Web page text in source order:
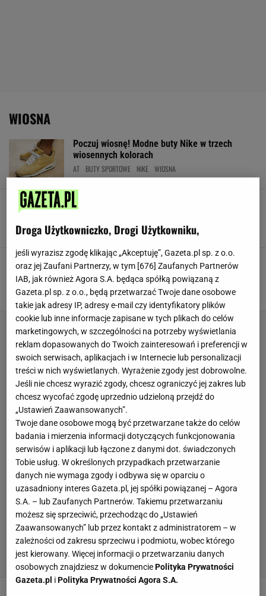
WIOSNA
Poczuj wiosnę! Modne buty Nike w trzech
wiosennych kolorach
AT BUTY SPORTOWE NIKE WIOSNA
Lekkie kurtki trekkingowe idealne na lato
UBRANIA OUTDOOROWE
Lekkie i zdrowe ciasto według przepisu Anny
Lewandowskiej. Sprawdź tartę z jaglanym
kremem w wersji fit
MATERIAŁ PROMOCYJNY PR
Droga Użytkowniczko, Drogi Użytkowniku,
jeśli wyrazisz zgodę klikając „Akceptuję”, Gazeta.pl sp. z o.o.
oraz jej Zaufani Partnerzy, w tym [676] Zaufanych Partnerów
IAB, jak również Agora S.A. będąca spółką powiązaną z
Gazeta.pl sp. z o.o., będą przetwarzać Twoje dane osobowe
takie jak adresy IP, adresy e-mail czy identyfikatory plików
cookie lub inne informacje zapisane w tych plikach do celów
marketingowych, w szczególności na potrzeby wyświetlania
reklam dopasowanych do Twoich zainteresowań i preferencji w
swoich serwisach, aplikacjach i w Internecie lub personalizacji
treści w nich wyświetlanych. Wyrażenie zgody jest dobrowolne.
Jeśli nie chcesz wyrazić zgody, chcesz ograniczyć jej zakres lub
chcesz wycofać zgodę uprzednio udzieloną przejdź do
„Ustawień Zaawansowanych”.
Twoje dane osobowe mogą być przetwarzane także do celów
badania i mierzenia informacji dotyczących funkcjonowania
serwisów i aplikacji lub łączone z danymi dot. świadczonych
Tobie usług. W określonych przypadkach przetwarzanie
danych nie wymaga zgody i odbywa się w oparciu o
uzasadniony interes Gazeta.pl, jej spółki powiązanej – Agora
S.A. – lub Zaufanych Partnerów. Takiemu przetwarzaniu
możesz się sprzeciwić, przechodząc do „Ustawień
Zaawansowanych” lub przez kontakt z administratorem – w
zależności od zakresu sprzeciwu i podmiotu, wobec którego
jest kierowany. Więcej informacji o przetwarzaniu danych
osobowych znajdziesz w dokumenciePolityka Prywatności
Gazeta.pl iPolityka Prywatności Agora S.A.